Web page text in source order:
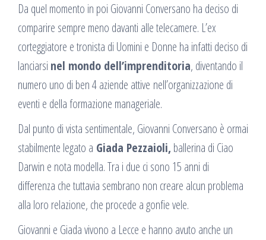
Da quel momento in poi Giovanni Conversano ha deciso di
comparire sempre meno davanti alle telecamere. L’ex
corteggiatore e tronista di Uomini e Donne ha infatti deciso di
lanciarsi nel mondo dell’imprenditoria, diventando il
numero uno di ben 4 aziende attive nell’organizzazione di
eventi e della formazione manageriale.
Dal punto di vista sentimentale, Giovanni Conversano è ormai
stabilmente legato a Giada Pezzaioli, ballerina di Ciao
Darwin e nota modella. Tra i due ci sono 15 anni di
differenza che tuttavia sembrano non creare alcun problema
alla loro relazione, che procede a gonfie vele.
Giovanni e Giada vivono a Lecce e hanno avuto anche un